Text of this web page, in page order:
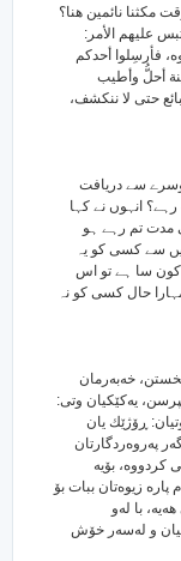
مكثنا نائمين هنا؟
عليهم الأمر:
فأرسِلوا أحدكم
أحلُّ وأطيب
حتى لا ننكشف،
سے دریافت
انہوں نے کہا
مدت تم رہے ہو
سے کسی کو یہ
کون سا ہے تو اس
حال کسی کو نہ
خه‌به‌رمان
یه‌کێکیان وتی:
ڕۆژێك یان
په‌روه‌ردگارتان
کردووه‌، بۆیه
زیوه‌تان ببات بۆ
با له‌و
نیان و له‌سه‌ر خۆش